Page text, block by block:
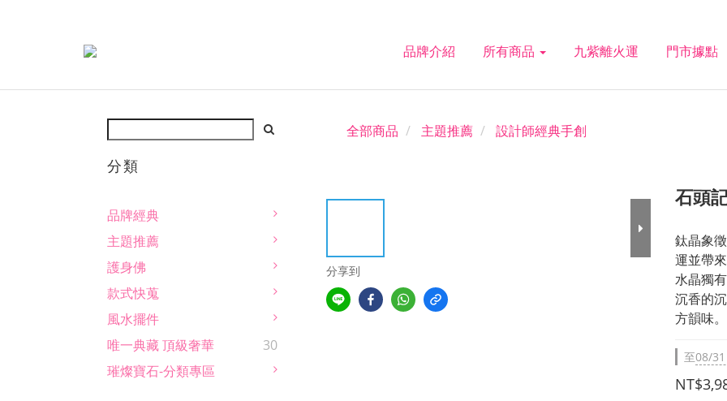
品牌介紹 所有商品 九紫離火運 門市據點
分類
品牌經典
主題推薦
護身佛
款式快蒐
風水擺件
唯一典藏 頂級奢華
30
璀燦寶石-分類專區
全部商品 主題推薦 設計師經典手創
分享到
石頭
鈦晶象
運並帶
水晶獨
沉香的
方韻味。
至08/